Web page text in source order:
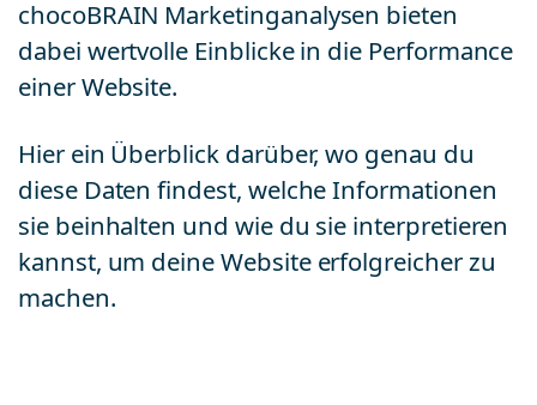
chocoBRAIN Marketinganalysen bieten
dabei wertvolle Einblicke in die Performance
einer Website.
Hier ein Überblick darüber, wo genau du
diese Daten findest, welche Informationen
sie beinhalten und wie du sie interpretieren
kannst, um deine Website erfolgreicher zu
machen.